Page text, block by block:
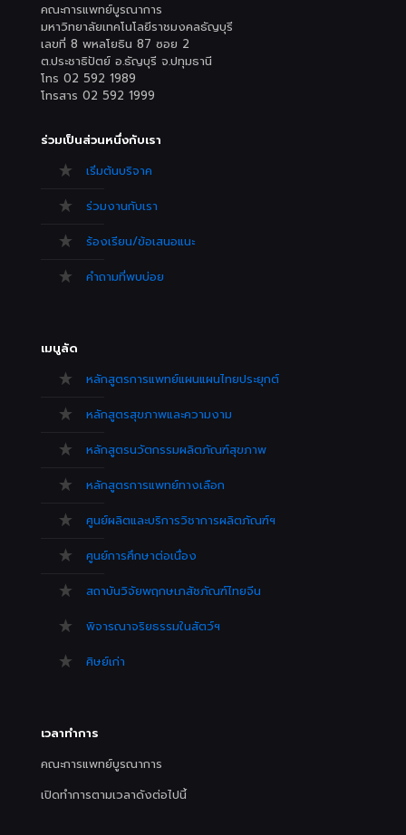
คณะการแพทย์บูรณาการ
มหาวิทยาลัยเทคโนโลยีราชมงคลธัญบุรี
เลขที่ 8 พหลโยธิน 87 ซอย 2
ต.ประชาธิปัตย์ อ.ธัญบุรี จ.ปทุมธานี
โทร 02 592 1989
โทรสาร 02 592 1999
ร่วมเป็นส่วนหนึ่งกับเรา
เริ่มต้นบริจาค
ร่วมงานกับเรา
ร้องเรียน/ข้อเสนอแนะ
คำถามที่พบบ่อย
เมนูลัด
หลักสูตรการแพทย์แผนแผนไทยประยุกต์
หลักสูตรสุขภาพและความงาม
หลักสูตรนวัตกรรมผลิตภัณฑ์สุขภาพ
หลักสูตรการแพทย์ทางเลือก
ศูนย์ผลิตและบริการวิชาการผลิตภัณฑ์ฯ
ศูนย์การศึกษาต่อเนื่อง
สถาบันวิจัยพฤกษเภสัชภัณฑ์ไทยจีน
พิจารณาจริยธรรมในสัตว์ฯ
ศิษย์เก่า
เวลาทำการ
คณะการแพทย์บูรณาการ
เปิดทำการตามเวลาดังต่อไปนี้